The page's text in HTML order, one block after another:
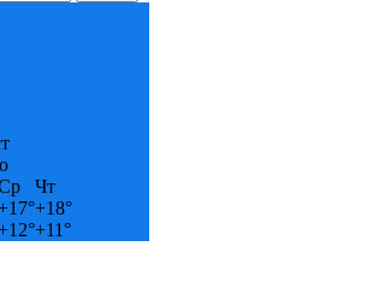
Чт
17°+18°
12°+11°